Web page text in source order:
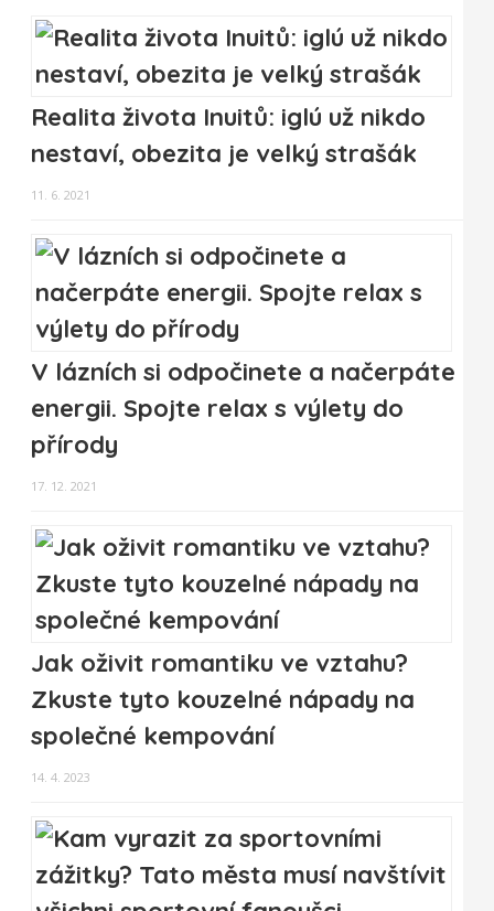
Realita života Inuitů: iglú už nikdo
nestaví, obezita je velký strašák
11. 6. 2021
V lázních si odpočinete a načerpáte
energii. Spojte relax s výlety do
přírody
17. 12. 2021
Jak oživit romantiku ve vztahu?
Zkuste tyto kouzelné nápady na
společné kempování
14. 4. 2023